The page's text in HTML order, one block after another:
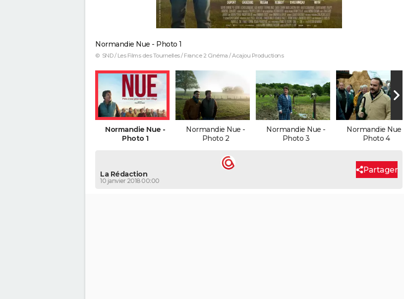
Normandie Nue - Photo 1
© SND / Les Films des Tournelles / France 2 Cinéma / Acajou Productions
Normandie Nue -
Photo 1
Normandie Nue -
Photo 2
Normandie Nue -
Photo 3
Normandie Nue -
Photo 4
La Rédaction
10 janvier 2018 00:00
Partager